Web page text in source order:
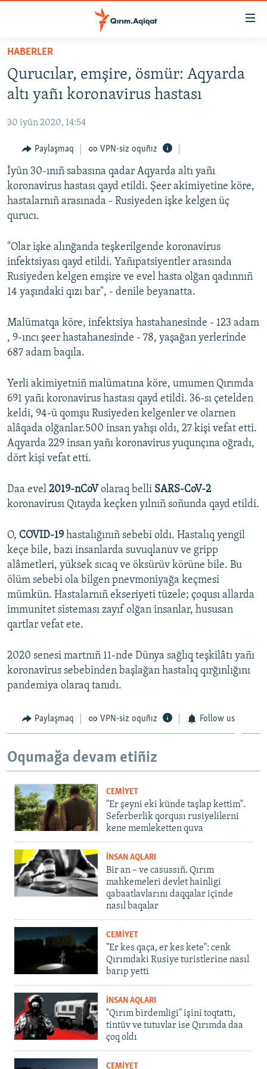
Esas
qaytmaq
Baş
navigatsiyağa
qaytmaq
qaytmaq
HABERLER
SİYASET
İQTİSADİYAT
CEMİYET
MEDENİYET
İNSAN AQLARI
VİDEO
SÜRET
FİKİR
Русский
QOŞULIÑIZ!
RFE/RS bütün saytları
HABERLER
Qurucılar, emşire, ösmür: Aqyarda
altı yañı koronavirus hastası
30 iyün 2020, 14:54
Paylaşmaq VPN-siz oquñız
İyün 30-ınıñ sabasına qadar Aqyarda altı yañı
koronavirus hastası qayd etildi. Şeer akimiyetine köre,
hastalarnıñ arasınada - Rusiyeden işke kelgen üç
qurucı.
"Olar işke alınğanda teşkerilgende koronavirus
infektsiyası qayd etildi. Yañıpatsiyentler arasında
Rusiyeden kelgen emşire ve evel hasta olğan qadınnıñ
14 yaşındaki qızı bar", - denile beyanatta.
Malümatqa köre, infektsiya hastahanesinde - 123 adam
, 9-ıncı şeer hastahanesinde - 78, yaşağan yerlerinde
687 adam baqıla.
Yerli akimiyetniñ malümatına köre, umumen Qırımda
691 yañı koronavirus hastası qayd etildi. 36-sı çetelden
keldi, 94-ü qomşu Rusiyeden kelgenler ve olarnen
alâqada olğanlar.500 insan yahşı oldı, 27 kişi vefat etti.
Aqyarda 229 insan yañı koronavirus yuqunçına oğradı,
dört kişi vefat etti.
Daa evel 2019-nCoV olaraq belli SARS-CoV-2
koronavirusı Qıtayda keçken yılnıñ soñunda qayd etildi.
O, COVID-19 hastalığınıñ sebebi oldı. Hastalıq yengil
keçe bile, bazı insanlarda suvuqlanuv ve gripp
alâmetleri, yüksek sıcaq ve öksürüv körüne bile. Bu
ölüm sebebi ola bilgen pnevmoniyağa keçmesi
mümkün. Hastalarnıñ ekseriyeti tüzele; çoqusı allarda
immunitet sisteması zayıf olğan insanlar, hususan
qartlar vefat ete.
2020 senesi martnıñ 11-nde Dünya sağlıq teşkilâtı yañı
koronavirus sebebinden başlağan hastalıq qırğınlığını
pandemiya olaraq tanıdı.
Paylaşmaq VPN-siz oquñız Follow us
Oqumağa devam etiñiz
CEMİYET
"Er şeyni eki künde taşlap kettim".
Seferberlik qorqusı rusiyelilerni
kene memleketten quva
İNSAN AQLARI
Bir an – ve casussıñ. Qırım
mahkemeleri devlet hainligi
qabaatlavlarını daqqalar içinde
nasıl baqalar
CEMİYET
"Er kes qaça, er kes kete": cenk
Qırımdaki Rusiye turistlerine nasıl
barıp yetti
İNSAN AQLARI
"Qırım birdemligi" işini toqtattı,
tintüv ve tutuvlar ise Qırımda daa
çoq oldı
CEMİYET